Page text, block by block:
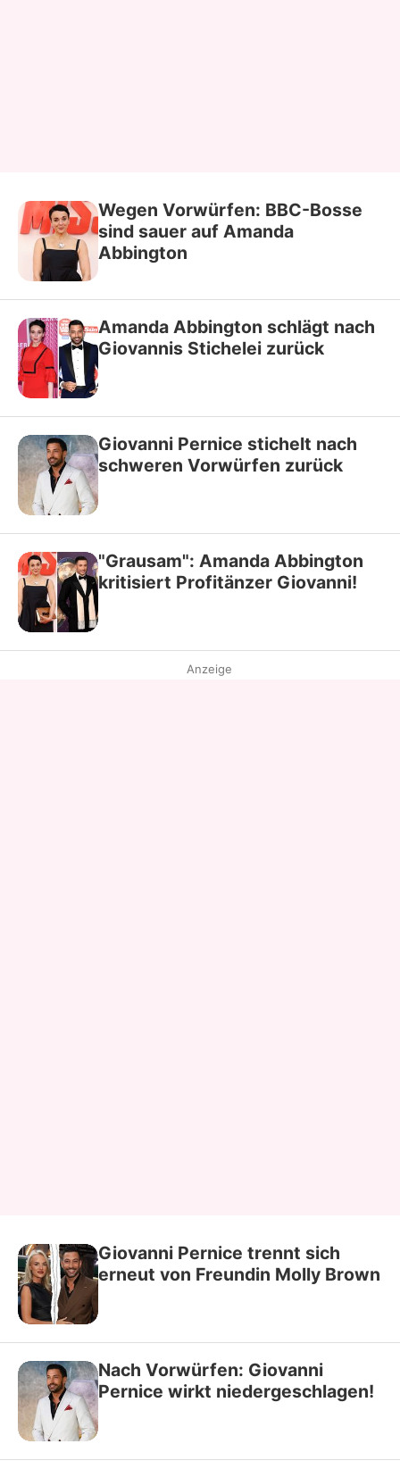
Wegen Vorwürfen: BBC-Bosse
sind sauer auf Amanda
Abbington
Amanda Abbington schlägt nach
Giovannis Stichelei zurück
Giovanni Pernice stichelt nach
schweren Vorwürfen zurück
"Grausam": Amanda Abbington
kritisiert Profitänzer Giovanni!
Anzeige
Giovanni Pernice trennt sich
erneut von Freundin Molly Brown
Nach Vorwürfen: Giovanni
Pernice wirkt niedergeschlagen!